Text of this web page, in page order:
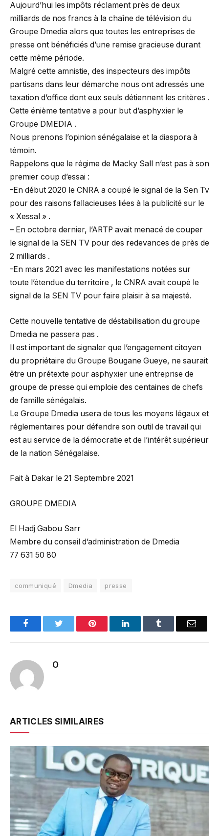
Aujourd’hui les impôts réclament près de deux
milliards de nos francs à la chaîne de télévision du
Groupe Dmedia alors que toutes les entreprises de
presse ont bénéficiés d’une remise gracieuse durant
cette même période.
Malgré cette amnistie, des inspecteurs des impôts
partisans dans leur démarche nous ont adressés une
taxation d’office dont eux seuls détiennent les critères .
Cette énième tentative a pour but d’asphyxier le
Groupe DMEDIA .
Nous prenons l’opinion sénégalaise et la diaspora à
témoin.
Rappelons que le régime de Macky Sall n’est pas à son
premier coup d’essai :
-En début 2020 le CNRA a coupé le signal de la Sen Tv
pour des raisons fallacieuses liées à la publicité sur le
« Xessal » .
– En octobre dernier, l’ARTP avait menacé de couper
le signal de la SEN TV pour des redevances de près de
2 milliards .
-En mars 2021 avec les manifestations notées sur
toute l’étendue du territoire , le CNRA avait coupé le
signal de la SEN TV pour faire plaisir à sa majesté.
Cette nouvelle tentative de déstabilisation du groupe
Dmedia ne passera pas .
Il est important de signaler que l’engagement citoyen
du propriétaire du Groupe Bougane Gueye, ne saurait
être un prétexte pour asphyxier une entreprise de
groupe de presse qui emploie des centaines de chefs
de famille sénégalais.
Le Groupe Dmedia usera de tous les moyens légaux et
réglementaires pour défendre son outil de travail qui
est au service de la démocratie et de l’intérêt supérieur
de la nation Sénégalaise.
Fait à Dakar le 21 Septembre 2021
GROUPE DMEDIA
El Hadj Gabou Sarr
Membre du conseil d’administration de Dmedia
77 631 50 80
communiqué Dmedia presse
FacebookTwitter Pinterest LinkedInTumblr Email
O
ARTICLES SIMILAIRES